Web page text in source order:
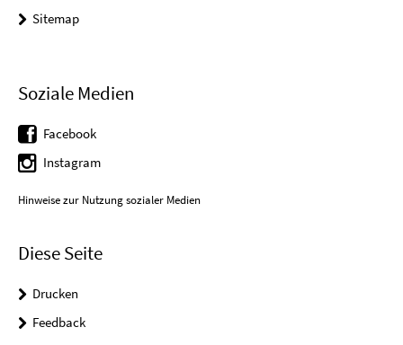
Sitemap
Soziale Medien
Facebook
Instagram
Hinweise zur Nutzung sozialer Medien
Diese Seite
Drucken
Feedback